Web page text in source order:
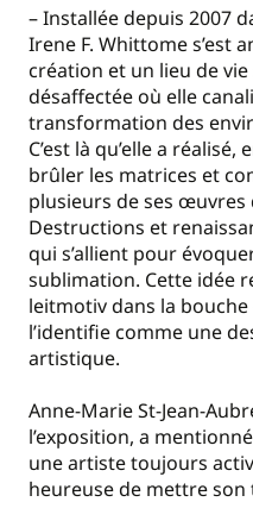
– Installée depuis 2007
Irene F. Whittome s’est
création et un lieu de
désaffectée où elle
transformation des
C’est là qu’elle a
brûler les matrices et
plusieurs de ses œuvres
Destructions et
qui s’allient pour
sublimation. Cette idée
leitmotiv dans la bouche
l’identifie comme une
artistique.
Anne-Marie St-Jean-
l’exposition, a
une artiste toujours
heureuse de mettre son